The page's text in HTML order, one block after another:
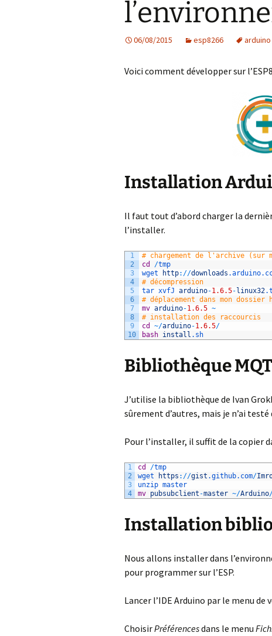
06/08/2015 esp8266 arduino
Voici comment développer sur
Installation
Il faut tout d’abord charger la
l’installer.
1
2
3
4
5
6
7
8
9
10
# chargement de l'archive
cd
/tmp
wget
http: //downloads .arduino
# décompression
tar xvfJ arduino-1.6.5- linux32
# déplacement dans mon dossier
mv arduino-1.6.5 ~
# installation des raccourcis
cd
~/arduino-1.6.5/
bash install .sh
Bibliothèque
J’utilise la bibliothèque de Ivan
sûrement d’autres, mais je n’ai
Pour l’installer, il suffit de la copier
1
2
3
4
cd /tmp
wget
https : //gist .github.com/
unzip master
mv pubsubclient -master ~/Arduino
Installation
Nous allons installer dans
pour programmer sur l’ESP.
Lancer l’IDE Arduino par le menu de
ChoisirPréférencesdans le menu